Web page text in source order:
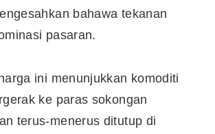
bahawa tekanan
pasaran.
ini menunjukkan komoditi
ke paras sokongan
terus-menerus ditutup di